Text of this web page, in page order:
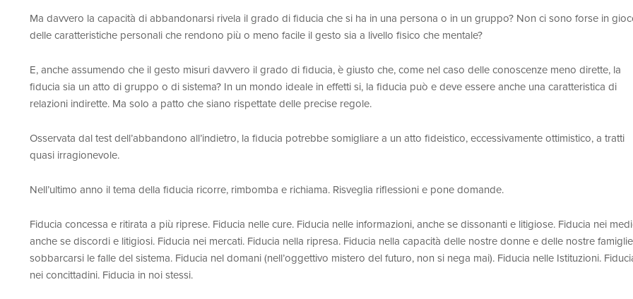
Ma davvero la capacità di abbandonarsi rivela il grado di fiducia che si ha in una persona o in un gruppo? Non ci sono forse in
delle caratteristiche personali che rendono più o meno facile il gesto sia a livello fisico che mentale?
E, anche assumendo che il gesto misuri davvero il grado di fiducia, è giusto che, come nel caso delle conoscenze meno dirette, la
fiducia sia un atto di gruppo o di sistema? In un mondo ideale in effetti si, la fiducia può e deve essere anche una caratteristica di
relazioni indirette. Ma solo a patto che siano rispettate delle precise regole.
Osservata dal test dell’abbandono all’indietro, la fiducia potrebbe somigliare a un atto fideistico, eccessivamente ottimistico, a tratti
quasi irragionevole.
Nell’ultimo anno il tema della fiducia ricorre, rimbomba e richiama. Risveglia riflessioni e pone domande.
Fiducia concessa e ritirata a più riprese. Fiducia nelle cure. Fiducia nelle informazioni, anche se dissonanti e litigiose. Fiducia nei
anche se discordi e litigiosi. Fiducia nei mercati. Fiducia nella ripresa. Fiducia nella capacità delle nostre donne e delle nostre
sobbarcarsi le falle del sistema. Fiducia nel domani (nell’oggettivo mistero del futuro, non si nega mai). Fiducia nelle Istituzioni.
nei concittadini. Fiducia in noi stessi.